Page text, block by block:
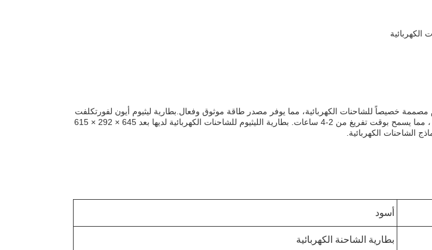
الكهربائية
مصممة خصيصاً للشاحنات الكهربائية، مما يوفر مصدر طاقة موثوق وفعال.بطارية ليثيوم أيون لفورتكلفت
لديها فولتاج 346ah و سعة 25.6 فولت ، مما يسمح بوقت تفريغ من 2-4 ساعات. بطارية الليثيوم للشاحنات الكهربائية لديها بعد 645 × 292 × 615
الشاحنات الكهربائية.
أسود
بطارية الشاحنة الكهربائية